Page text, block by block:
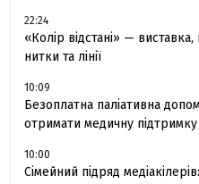
22:24
«Колір відстані» —
нитки та лінії
10:09
Безоплатна паліативна
отримати медичну
10:00
Сімейний підряд